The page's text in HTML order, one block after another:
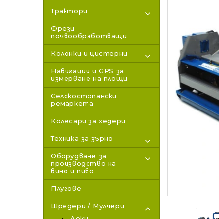
Трактори
Фрези
почвообработващи
Колонки и цистерни
Навигации и GPS за
измерване на площи
Селскостопански
ремаркета
Колесари за хедери
Техника за зърно
Оборудване за
производство на
вино и пиво
Плугове
Шредери / Мулчери